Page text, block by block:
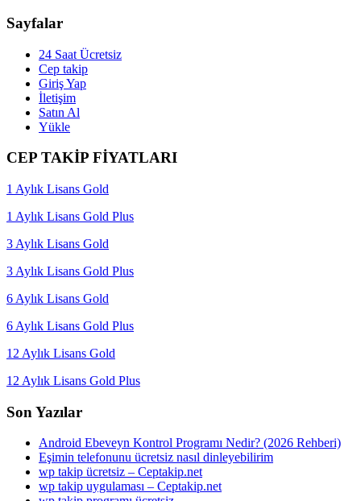
Sayfalar
24 Saat Ücretsiz
Cep takip
Giriş Yap
İletişim
Satın Al
Yükle
CEP TAKİP FİYATLARI
1 Aylık Lisans Gold
1 Aylık Lisans Gold Plus
3 Aylık Lisans Gold
3 Aylık Lisans Gold Plus
6 Aylık Lisans Gold
6 Aylık Lisans Gold Plus
12 Aylık Lisans Gold
12 Aylık Lisans Gold Plus
Son Yazılar
Android Ebeveyn Kontrol Programı Nedir? (2026 Rehberi)
Eşimin telefonunu ücretsiz nasıl dinleyebilirim
wp takip ücretsiz – Ceptakip.net
wp takip uygulaması – Ceptakip.net